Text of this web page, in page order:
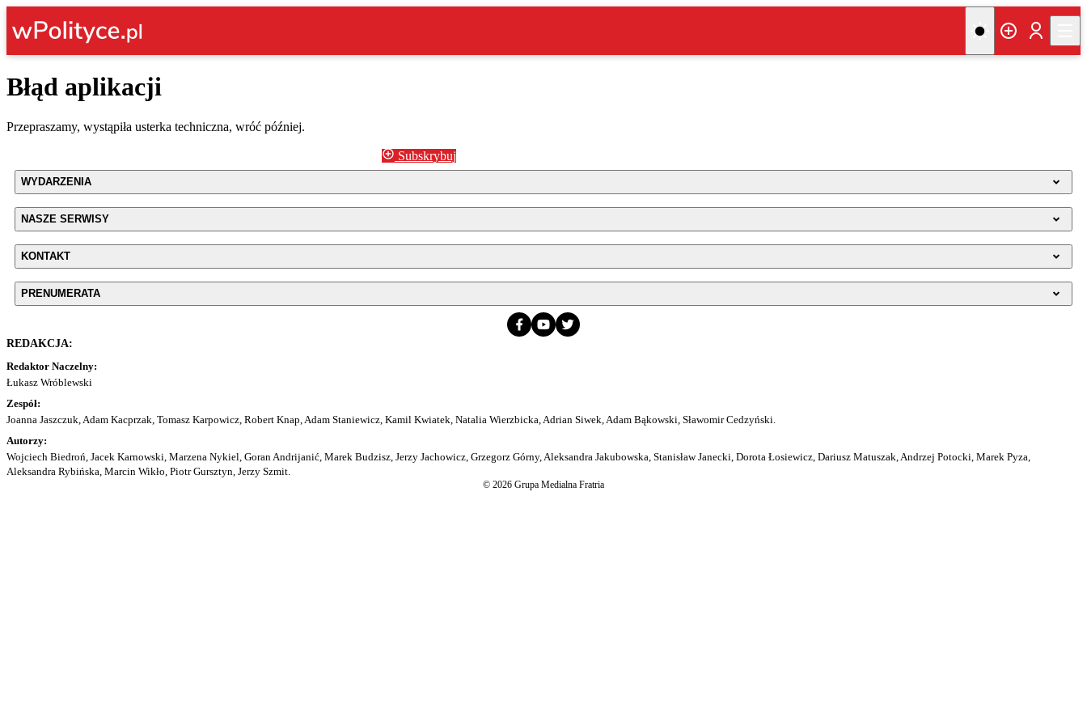
Błąd aplikacji
Przepraszamy, wystąpiła usterka techniczna, wróć później.
Subskrybuj
WYDARZENIA
NASZE SERWISY
KONTAKT
PRENUMERATA
REDAKCJA:
Redaktor Naczelny:
Łukasz Wróblewski
Zespół:
Joanna Jaszczuk, Adam Kacprzak, Tomasz Karpowicz, Robert Knap, Adam Staniewicz, Kamil Kwiatek, Natalia Wierzbicka, Adrian Siwek, Adam Bąkowski, Sławomir Cedzyński.
Autorzy:
Wojciech Biedroń, Jacek Karnowski, Marzena Nykiel, Goran Andrijanić, Marek Budzisz, Jerzy Jachowicz, Grzegorz Górny, Aleksandra Jakubowska, Stanisław Janecki, Dorota Łosiewicz, Dariusz Matuszak, Andrzej Potocki, Marek Pyza,
Aleksandra Rybińska, Marcin Wikło, Piotr Gursztyn, Jerzy Szmit.
© 2026 Grupa Medialna Fratria